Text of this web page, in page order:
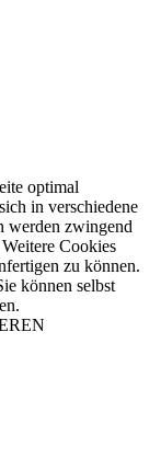
optimal
in verschiedene
werden zwingend
Cookies
zu können.
können selbst